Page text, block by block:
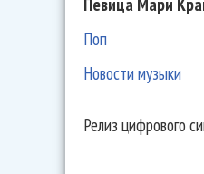
Поп
Новости музыки
Релиз цифрового